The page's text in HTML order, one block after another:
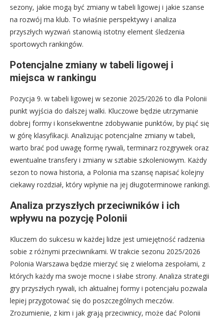
sezony, jakie mogą być zmiany w tabeli ligowej i jakie szanse
na rozwój ma klub. To właśnie perspektywy i analiza
przyszłych wyzwań stanowią istotny element śledzenia
sportowych rankingów.
Potencjalne zmiany w tabeli ligowej i
miejsca w rankingu
Pozycja 9. w tabeli ligowej w sezonie 2025/2026 to dla Polonii
punkt wyjścia do dalszej walki. Kluczowe będzie utrzymanie
dobrej formy i konsekwentne zdobywanie punktów, by piąć się
w górę klasyfikacji. Analizując potencjalne zmiany w tabeli,
warto brać pod uwagę formę rywali, terminarz rozgrywek oraz
ewentualne transfery i zmiany w sztabie szkoleniowym. Każdy
sezon to nowa historia, a Polonia ma szansę napisać kolejny
ciekawy rozdział, który wpłynie na jej długoterminowe rankingi.
Analiza przyszłych przeciwników i ich
wpływu na pozycję Polonii
Kluczem do sukcesu w każdej lidze jest umiejętność radzenia
sobie z różnymi przeciwnikami. W trakcie sezonu 2025/2026
Polonia Warszawa będzie mierzyć się z wieloma zespołami, z
których każdy ma swoje mocne i słabe strony. Analiza strategii
gry przyszłych rywali, ich aktualnej formy i potencjału pozwala
lepiej przygotować się do poszczególnych meczów.
Zrozumienie, z kim i jak grają przeciwnicy, może dać Polonii